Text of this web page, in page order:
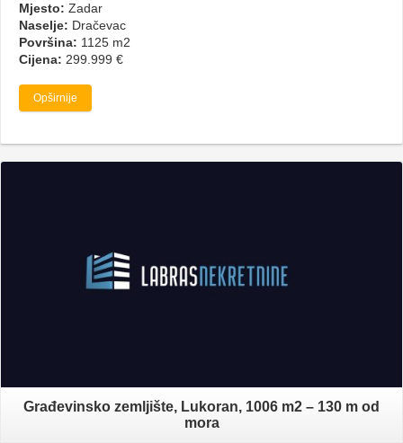
Mjesto: Zadar
Naselje: Dračevac
Površina: 1125 m2
Cijena: 299.999 €
Opširnije
Građevinsko zemljište, Lukoran, 1006 m2 – 130 m od
mora